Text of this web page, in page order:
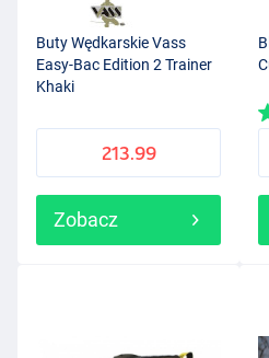
Buty Wędkarskie Vass
Easy-Bac Edition 2 Trainer
Khaki
213.99
Zobacz